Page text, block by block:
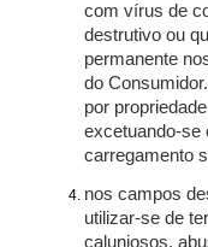
com vírus de
destrutivo ou
permanente
do
por
excetuando-se
carregamento
nos campos
utilizar-se de
caluniosos,